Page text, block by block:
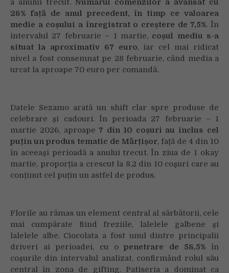
comenzi
cu
produse
tematice
28% față de anul precedent, în timp ce valoarea
medie a coșului a înregistrat o creștere de 7,5%. În
intervalul 27 februarie – 1 martie, coșul mediu s-a
situat la aproximativ 67 euro, iar cel mai ridicat
nivel a fost consemnat pe 28 februarie, când media a
urcat la aproape 70 euro per comandă.
Datele Sezamo arată un shift clar spre produse de
celebrare și cadouri. În perioada 27 februarie – 1
martie 2026, aproape 7 din 10 coșuri au inclus cel
puțin un produs tematic de Mărțișor, față de 4 din 10
în aceeași perioadă a anului trecut. În ziua de 1 okay
martie, proporția a crescut la 8,2 din 10 coșuri care au
conținut cel puțin un astfel de produs.
Florile au rămas un element central al sărbătorii, cele
mai cumpărate fiind freziile, lalelele galbene și
lalelele albe. Ciocolata a fost unul dintre principalii
driveri ai perioadei, cu openetrare de 58,5% în
coșurile din intervalul analizat, confirmând rolul său
central în zona de gifting. Patiseria a dominat ca